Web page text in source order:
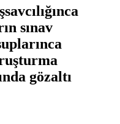
sınav
gözaltı